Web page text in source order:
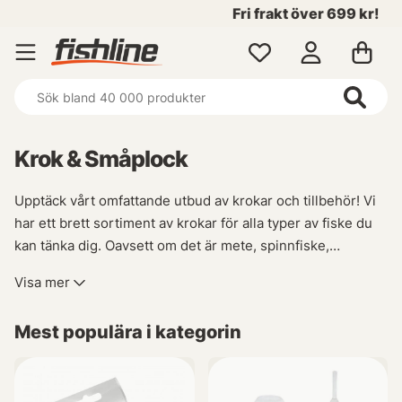
Fri frakt över 699 kr!
Krok & Småplock
Upptäck vårt omfattande utbud av krokar och tillbehör! Vi
har ett brett sortiment av krokar för alla typer av fiske du
kan tänka dig. Oavsett om det är mete, spinnfiske,
kommer du att hitta allt i denna fantastiska kategori!
Dessutom erbjuder vi även olika tillbehör som vikter,
behöver för att vara helt redo inför din nästa fisketur.
Visa mer
Mest populära i kategorin